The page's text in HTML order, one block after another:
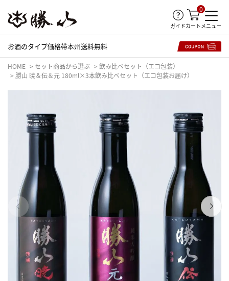
ガイドカート
0
メニュー
お酒のタイプ価格帯本州送料無料
HOME セット商品から選ぶ
飲み比べセット（エコ包装）
勝山 暁＆伝＆元 180ml×3本飲み比べセット（エコ包装お届け）